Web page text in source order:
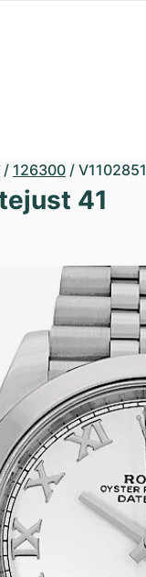
/ 126300 / V1102851
41